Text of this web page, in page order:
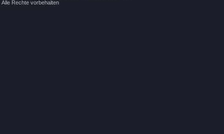
Alle Rechte vorbehalten